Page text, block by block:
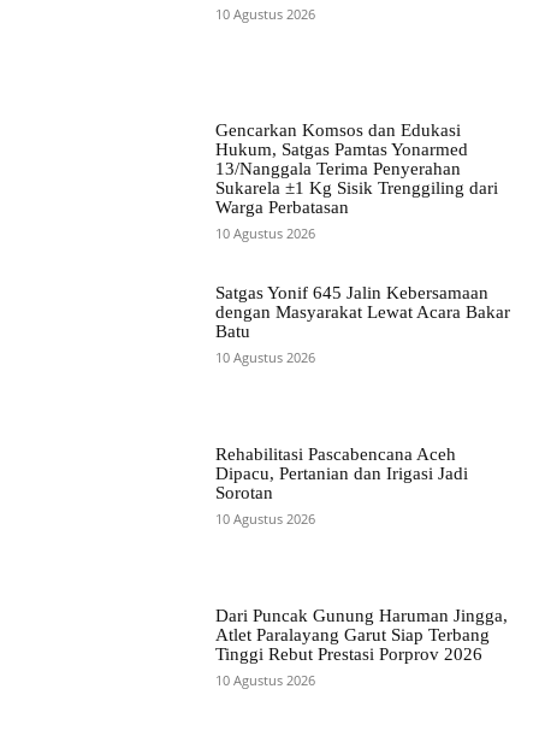
10 Agustus 2026
Gencarkan Komsos dan Edukasi
Hukum, Satgas Pamtas Yonarmed
13/Nanggala Terima Penyerahan
Sukarela ±1 Kg Sisik Trenggiling dari
Warga Perbatasan
10 Agustus 2026
Satgas Yonif 645 Jalin Kebersamaan
dengan Masyarakat Lewat Acara Bakar
Batu
10 Agustus 2026
Rehabilitasi Pascabencana Aceh
Dipacu, Pertanian dan Irigasi Jadi
Sorotan
10 Agustus 2026
Dari Puncak Gunung Haruman Jingga,
Atlet Paralayang Garut Siap Terbang
Tinggi Rebut Prestasi Porprov 2026
10 Agustus 2026